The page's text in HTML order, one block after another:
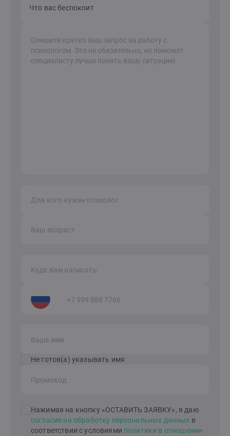
Что вас беспокоит
Для кого нужен психолог
Ваш возраст
Куда вам написать
Ваше имя
Не готов(а) указывать имя
Промокод
Нажимая на кнопку «ОСТАВИТЬ ЗАЯВКУ», я даю
согласие на обработку персональных данных в
соответствии с условиями политики в отношении